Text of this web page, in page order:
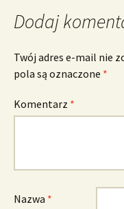
Dodaj
Twój adres e-mail nie
pola są oznaczone *
Komentarz *
Nazwa *